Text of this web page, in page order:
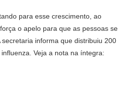
para esse crescimento, ao
o apelo para que as pessoas se
informa que distribuiu 200
Veja a nota na íntegra: